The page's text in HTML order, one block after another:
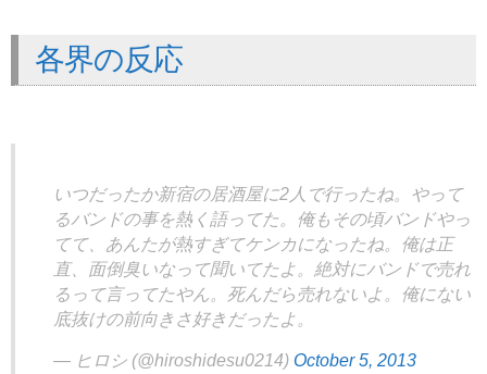
各界の反応
いつだったか新宿の居酒屋に2人で行ったね。やって
るバンドの事を熱く語ってた。俺もその頃バンドやっ
てて、あんたが熱すぎてケンカになったね。俺は正
直、面倒臭いなって聞いてたよ。絶対にバンドで売れ
るって言ってたやん。死んだら売れないよ。俺にない
底抜けの前向きさ好きだったよ。
— ヒロシ (@hiroshidesu0214) October 5, 2013